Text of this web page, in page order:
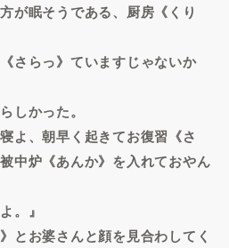
が眠そうである、厨房《くり
さらっ》ていますじゃないか
しかった。
よ、朝早く起きてお復習《さ
中炉《あんか》を入れておやん
。』
とお婆さんと顔を見合わしてく